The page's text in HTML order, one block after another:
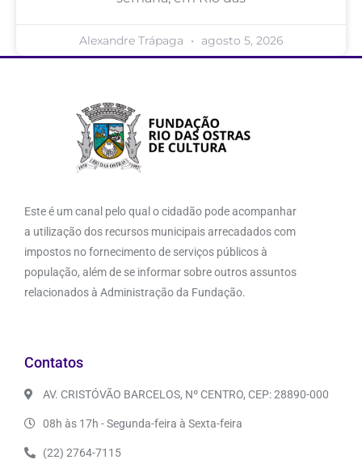
Alexandre Trápaga agosto 5, 2026
Este é um canal pelo qual o cidadão pode acompanhar
a utilização dos recursos municipais arrecadados com
impostos no fornecimento de serviços públicos à
população, além de se informar sobre outros assuntos
relacionados à Administração da Fundação.
Contatos
AV. CRISTÓVÃO BARCELOS, Nº CENTRO, CEP: 28890-000
08h às 17h - Segunda-feira à Sexta-feira
(22) 2764-7115